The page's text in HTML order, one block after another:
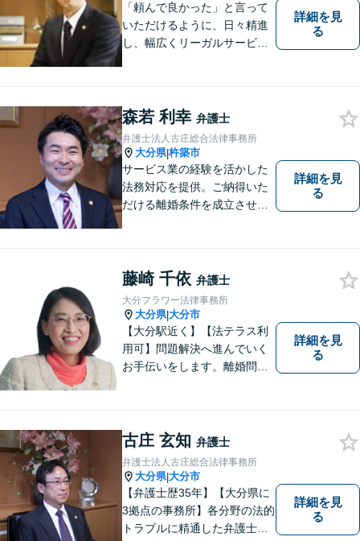
「頼んで良かった」と言って
いただけるように、日々精進
し、幅広くリーガルサービス
詳細を見
る
森若 利幸 弁護士
弁護士法人古庄総合法律事務所
大分県|杵築市
サービス業の経験を活かした
法務対応を提供。ご納得いた
だける離婚条件を成立させる
ます。【大分県に3拠点ある地
域密着型の事務所】【初回相
談無料】
詳細を見
る
藤崎 千依 弁護士
大分フラワー法律事務所
大分県|大分市
【大分駅近く】【法テラス利
用可】問題解決へ進んでいく
お手伝いをします。離婚問題
相談可】分かりやすい言葉
で、明確に判断をお示しし、
問題解決をサポートいたしま
す。
詳細を見
る
古庄 玄知 弁護士
弁護士法人古庄総合法律事務所
大分県|大分市
【弁護士歴35年】【大分県に
3拠点の事務所】各分野の法的
トラブルに精通した弁護士で
詳細を見
る